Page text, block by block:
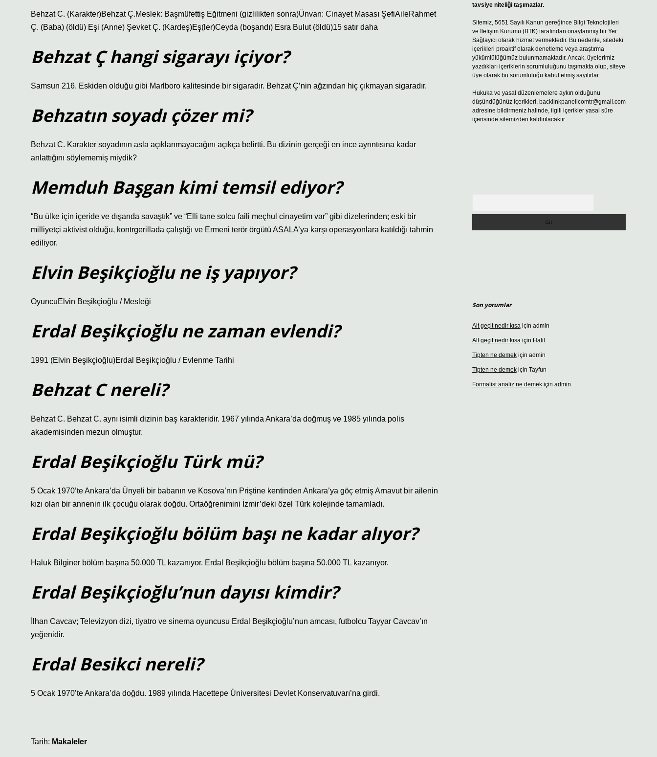
Behzat C. (Karakter)Behzat Ç.Meslek: Başmüfettiş Eğitmeni (gizlilikten sonra)Ünvan: Cinayet Masası ŞefiAileRahmet
Ç. (Baba) (öldü) Eşi (Anne) Şevket Ç. (Kardeş)Eş(ler)Ceyda (boşandı) Esra Bulut (öldü)15 satır daha
Behzat Ç hangi sigarayı içiyor?
Samsun 216. Eskiden olduğu gibi Marlboro kalitesinde bir sigaradır. Behzat Ç’nin ağzından hiç çıkmayan sigaradır.
Behzatın soyadı çözer mi?
Behzat C. Karakter soyadının asla açıklanmayacağını açıkça belirtti. Bu dizinin gerçeği en ince ayrıntısına kadar
anlattığını söylememiş miydik?
Memduh Başgan kimi temsil ediyor?
“Bu ülke için içeride ve dışarıda savaştık” ve “Elli tane solcu faili meçhul cinayetim var” gibi dizelerinden; eski bir
milliyetçi aktivist olduğu, kontrgerillada çalıştığı ve Ermeni terör örgütü ASALA’ya karşı operasyonlara katıldığı tahmin
ediliyor.
Elvin Beşikçioğlu ne iş yapıyor?
OyuncuElvin Beşikçioğlu / Mesleği
Erdal Beşikçioğlu ne zaman evlendi?
1991 (Elvin Beşikçioğlu)Erdal Beşikçioğlu / Evlenme Tarihi
Behzat C nereli?
Behzat C. Behzat C. aynı isimli dizinin baş karakteridir. 1967 yılında Ankara’da doğmuş ve 1985 yılında polis
akademisinden mezun olmuştur.
Erdal Beşikçioğlu Türk mü?
5 Ocak 1970’te Ankara’da Ünyeli bir babanın ve Kosova’nın Priştine kentinden Ankara’ya göç etmiş Arnavut bir ailenin
kızı olan bir annenin ilk çocuğu olarak doğdu. Ortaöğrenimini İzmir’deki özel Türk kolejinde tamamladı.
Erdal Beşikçioğlu bölüm başı ne kadar alıyor?
Haluk Bilginer bölüm başına 50.000 TL kazanıyor. Erdal Beşikçioğlu bölüm başına 50.000 TL kazanıyor.
Erdal Beşikçioğlu’nun dayısı kimdir?
İlhan Cavcav; Televizyon dizi, tiyatro ve sinema oyuncusu Erdal Beşikçioğlu’nun amcası, futbolcu Tayyar Cavcav’ın
yeğenidir.
Erdal Besikci nereli?
5 Ocak 1970’te Ankara’da doğdu. 1989 yılında Hacettepe Üniversitesi Devlet Konservatuvarı’na girdi.
Tarih: Makaleler
tavsiye niteliği taşımazlar.
Sitemiz, 5651 Sayılı Kanun gereğince Bilgi Teknolojileri
ve İletişim Kurumu (BTK) tarafından onaylanmış bir Yer
Sağlayıcı olarak hizmet vermektedir. Bu nedenle, sitedeki
içerikleri proaktif olarak denetleme veya araştırma
yükümlülüğümüz bulunmamaktadır. Ancak, üyelerimiz
yazdıkları içeriklerin sorumluluğunu taşımakta olup, siteye
üye olarak bu sorumluluğu kabul etmiş sayılırlar.
Hukuka ve yasal düzenlemelere aykırı olduğunu
düşündüğünüz içerikleri, backlinkpanelicomtr@gmail.com
adresine bildirmeniz halinde, ilgili içerikler yasal süre
içerisinde sitemizden kaldırılacaktır.
Son yorumlar
Alt geçit nedir kısaiçin admin
Alt geçit nedir kısaiçin Halil
Tipten ne demekiçin admin
Tipten ne demekiçin Tayfun
Formalist analiz ne demekiçin admin